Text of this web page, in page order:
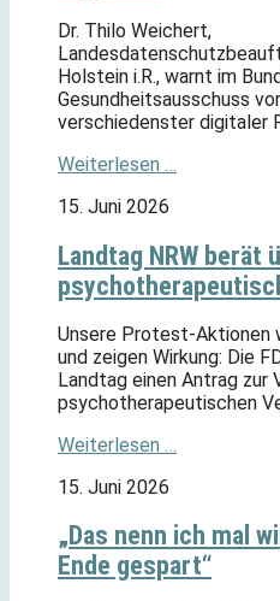
Dr. Thilo Weichert,
Holstein i.R., warnt im
Gesundheitsausschuss
verschiedenster digitaler
Weiterlesen …
15. Juni 2026
Landtag NRW berät
Unsere Protest-Aktionen
und zeigen Wirkung: Die
Landtag einen Antrag zur
psychotherapeutischen
Weiterlesen …
15. Juni 2026
„Das nenn ich mal
Ende gespart“